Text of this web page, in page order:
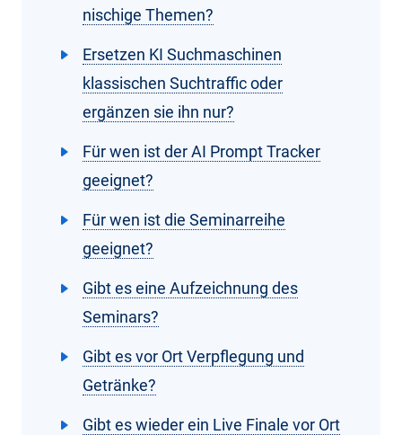
nischige Themen?
Ersetzen KI Suchmaschinen
klassischen Suchtraffic oder
ergänzen sie ihn nur?
Für wen ist der AI Prompt Tracker
geeignet?
Für wen ist die Seminarreihe
geeignet?
Gibt es eine Aufzeichnung des
Seminars?
Gibt es vor Ort Verpflegung und
Getränke?
Gibt es wieder ein Live Finale vor Ort